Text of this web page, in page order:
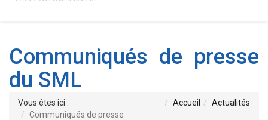
Communiqués de presse
du SML
Vous êtes ici : Accueil
Actualités
Communiqués de presse